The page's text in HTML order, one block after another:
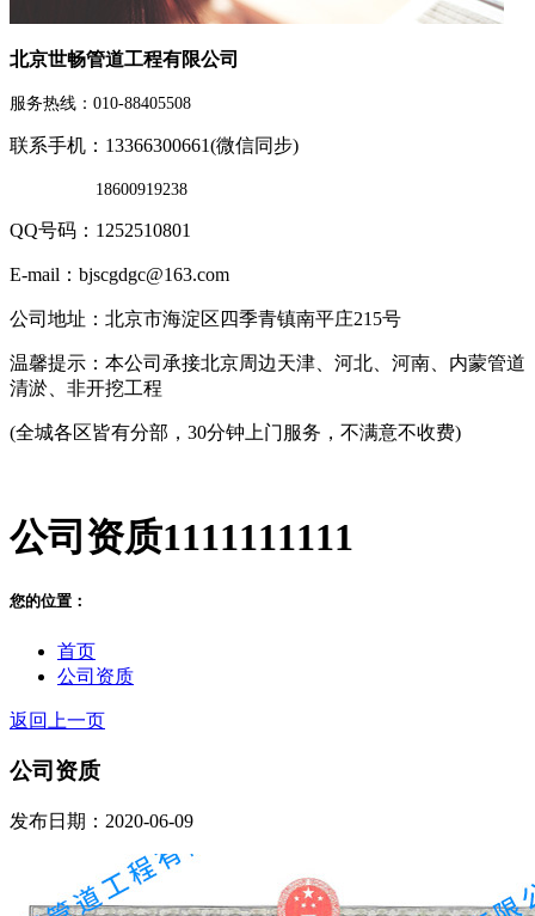
北京世畅管道工程有限公司
服务热线：010-88405508
联系手机：13366300661(微信同步)
18600919238
QQ号码：1252510801
E-mail：bjscgdgc@163.com
公司地址：北京市海淀区四季青镇南平庄215号
温馨提示：本公司承接北京周边天津、河北、河南、内蒙管道
清淤、非开挖工程
(全城各区皆有分部，30分钟上门服务，不满意不收费)
公司资质1111111111
您的位置：
首页
公司资质
返回上一页
公司资质
发布日期：2020-06-09